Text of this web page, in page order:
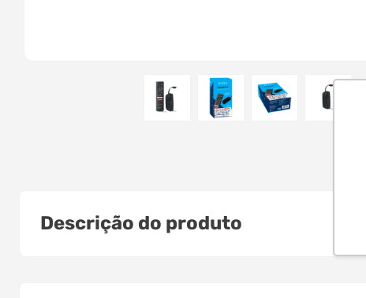
Descrição do produto